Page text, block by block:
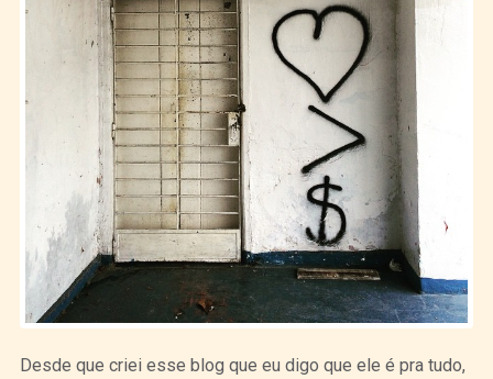
Desde que criei esse blog que eu digo que ele é pra tudo,